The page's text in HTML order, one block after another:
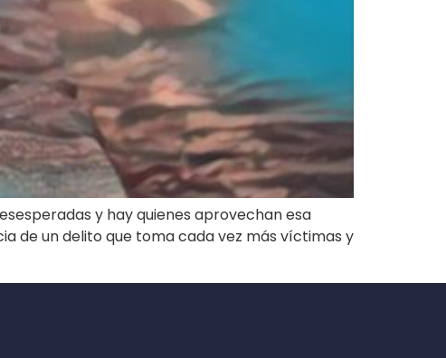
y hay quienes aprovechan esa
de un delito que toma cada vez más víctimas y